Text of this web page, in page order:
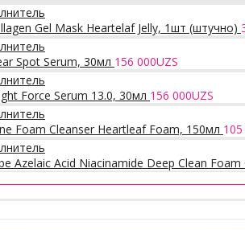
Gel Mask Heartelaf Jelly, 1шт (штучно)
Spot Serum, 30мл 156 000UZS
Force Serum 13.0, 30мл 156 000UZS
Foam Cleanser Heartleaf Foam, 150мл
Azelaic Acid Niacinamide Deep Clean Foam